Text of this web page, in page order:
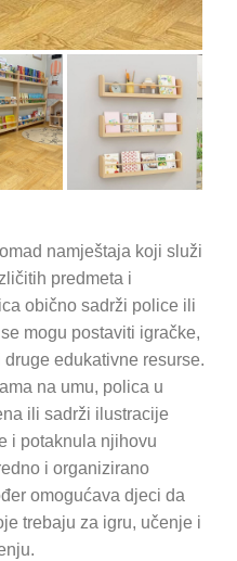
namještaja koji služi
predmeta i
obično sadrži police ili
mogu postaviti igračke,
edukativne resurse.
na umu, polica u
ili sadrži ilustracije
i potaknula njihovu
i organizirano
omogućava djeci da
trebaju za igru, učenje i